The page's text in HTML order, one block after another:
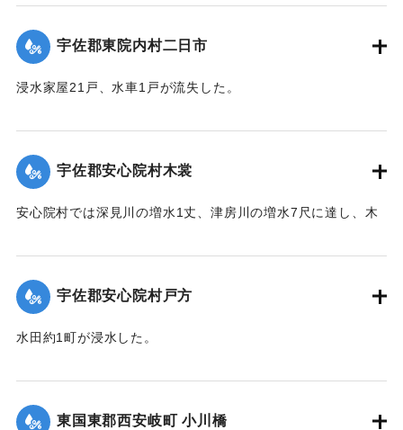
壊。橋梁が2箇所流失した。
【出典：大分新聞 大正12年6月22日 朝刊4面】
｜固有コード:00275042
宇佐郡東院内村二日市
浸水家屋21戸、水車1戸が流失した。
｜固有コード:00275043
宇佐郡安心院村木裳
安心院村では深見川の増水1丈、津房川の増水7尺に達し、木
｜固有コード:
宇佐郡安心院村戸方
水田約1町が浸水した。
｜固有コード: 00275045
東国東郡西安岐町 小川橋